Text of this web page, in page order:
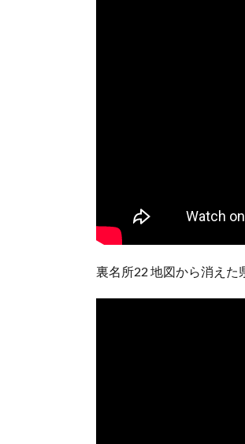
裏名所22 地図から消えた